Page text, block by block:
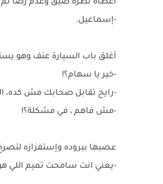
اعطاه نظرة ضيق وعدم رضا ثم
-إسماعيل.
أغلق باب السيارة عنف وهو
-خير يا سهام؟!
-رايح تقابل صحابك مش كده،
-مش فاهم ، في مشكلة؟!
عصبها ببروده وإستفزازه
-يعني انت سامحت تميم اللي